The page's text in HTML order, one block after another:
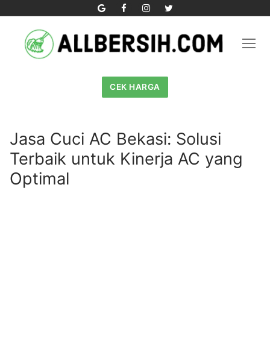
content
CEK HARGA
Jasa Cuci AC Bekasi: Solusi
Terbaik untuk Kinerja AC yang
Optimal